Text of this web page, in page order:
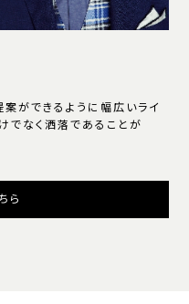
ができるように幅広いライ
でなく洒落であることが
ら